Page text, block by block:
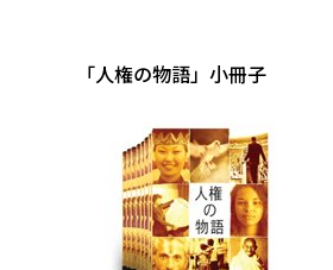
｢人権の物語」小冊子